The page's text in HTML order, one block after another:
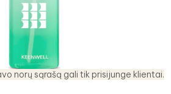
norų sąrašą gali tik prisijunge klientai.